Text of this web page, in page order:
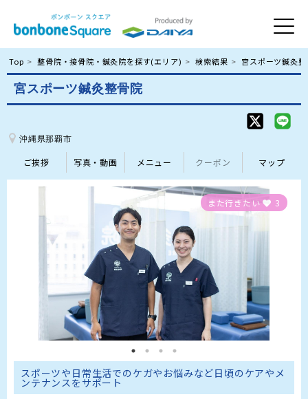
Top 整骨院・接骨院・鍼灸院を探す(エリア) 検索結果 宮スポーツ鍼灸
宮スポーツ鍼灸整骨院
沖縄県那覇市
ご挨拶 写真・動画 メニュー クーポン マップ
また行きたい 3
スポーツや日常生活でのケガやお悩みなど日頃のケアやメ
ンテナンスをサポート